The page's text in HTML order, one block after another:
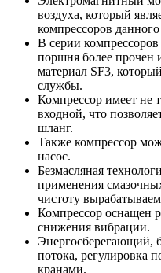
воздуха, который
компрессоров
В серии
поршня более прочен
материал SF3,
службы.
Компрессор имеет не
входной, что
шланг.
Также компрессор
насос.
Безмасляная
применения
чистоту
Компрессор оснащен
снижения вибрации.
Энергосберегающий,
потока, регулировка
кранами.